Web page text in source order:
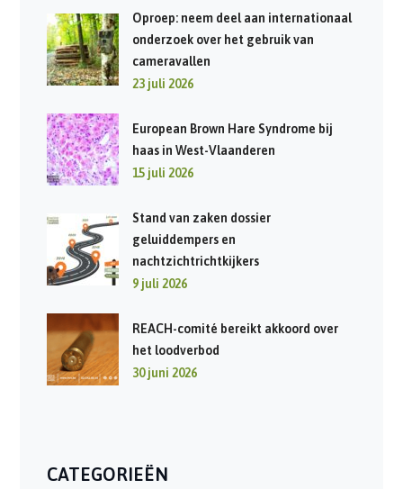
Oproep: neem deel aan internationaal
onderzoek over het gebruik van
cameravallen
23 juli 2026
European Brown Hare Syndrome bij
haas in West-Vlaanderen
15 juli 2026
Stand van zaken dossier
geluiddempers en
nachtzichtrichtkijkers
9 juli 2026
REACH-comité bereikt akkoord over
het loodverbod
30 juni 2026
CATEGORIEËN